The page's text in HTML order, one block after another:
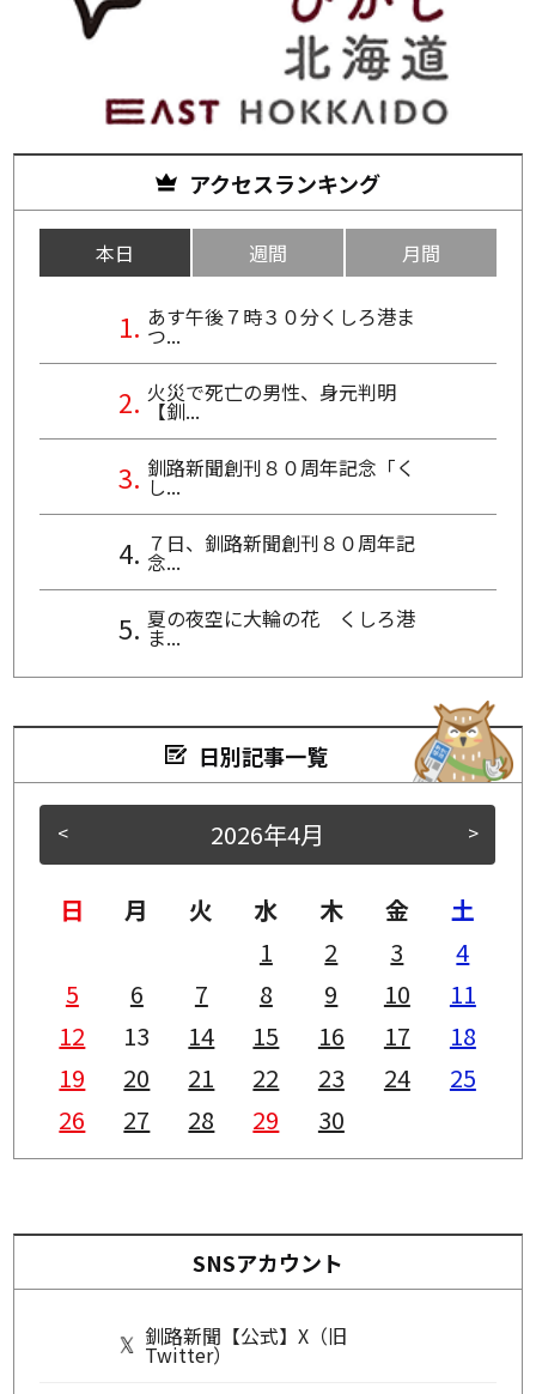
アクセスランキング
本日 週間 月間
あす午後７時３０分くしろ港ま
つ...
火災で死亡の男性、身元判明
【釧...
釧路新聞創刊８０周年記念「く
し...
７日、釧路新聞創刊８０周年記
念...
夏の夜空に大輪の花 くしろ港
ま...
日別記事一覧
< >
2026年4月
日 月 火 水 木 金
土
1
2 3
4
5
6 7 8 9 10
11
12
13 14 15 16 17
18
19
20 21 22 23 24
25
26
27 28 29 30
SNSアカウント
釧路新聞【公式】X（旧
Twitter）